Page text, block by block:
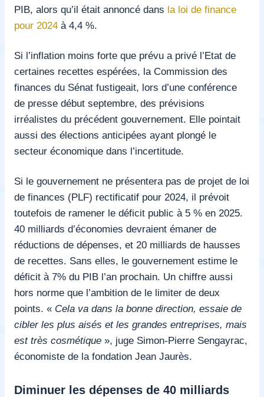
PIB, alors qu’il était annoncé dans la loi de finance
pour 2024 à 4,4 %.
Si l’inflation moins forte que prévu a privé l’Etat de
certaines recettes espérées, la Commission des
finances du Sénat fustigeait, lors d’une conférence
de presse début septembre, des prévisions
irréalistes du précédent gouvernement. Elle pointait
aussi des élections anticipées ayant plongé le
secteur économique dans l’incertitude.
Si le gouvernement ne présentera pas de projet de loi
de finances (PLF) rectificatif pour 2024, il prévoit
toutefois de ramener le déficit public à 5 % en 2025.
40 milliards d’économies devraient émaner de
réductions de dépenses, et 20 milliards de hausses
de recettes. Sans elles, le gouvernement estime le
déficit à 7% du PIB l’an prochain. Un chiffre aussi
hors norme que l’ambition de le limiter de deux
points. « Cela va dans la bonne direction, essaie de
cibler les plus aisés et les grandes entreprises, mais
est très cosmétique », juge Simon-Pierre Sengayrac,
économiste de la fondation Jean Jaurès.
Diminuer les dépenses de 40 milliards